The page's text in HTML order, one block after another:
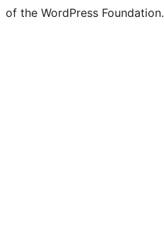
of the WordPress Foundation.